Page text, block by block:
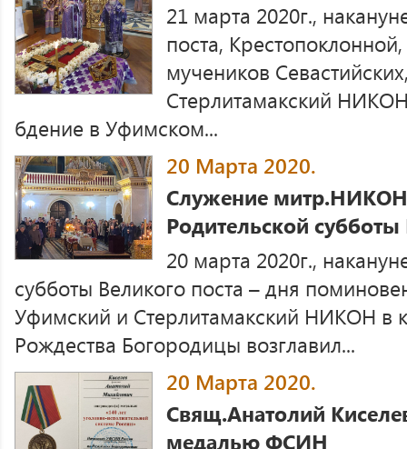
21 марта 2020г.,
поста,
мучеников
Стерлитамакский
бдение в Уфимском...
20 Марта 2020.
Служение
Родительской субботы
20 марта 2020г.,
субботы Великого поста – дня
Уфимский и Стерлитамакский НИКОН в
Рождества Богородицы возглавил...
20 Марта 2020.
Свящ.Анатолий
медалью ФСИН